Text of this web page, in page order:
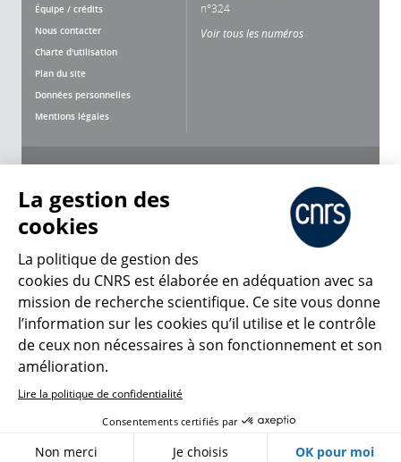
Équipe / crédits
Nous contacter
Charte d'utilisation
Plan du site
Données personnelles
Mentions légales
n°324
Voir tous les numéros
CNRS Le Mag
© 2026, CNRS
Créer un compte Se connecter
Gestion des cookies
La gestion des
cookies
La politique de gestion des
cookies du CNRS est élaborée en adéquation avec sa
mission de recherche scientifique. Ce site vous donne
l’information sur les cookies qu’il utilise et le contrôle
de ceux non nécessaires à son fonctionnement et son
amélioration.
Lire la politique de confidentialité
Consentements certifiés par
Non merci Je choisis OK pour moi